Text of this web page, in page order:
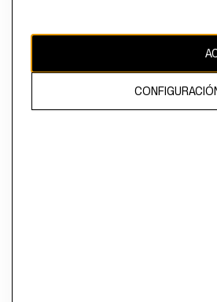
propiedad de H&M Hennes & Mauritz AB